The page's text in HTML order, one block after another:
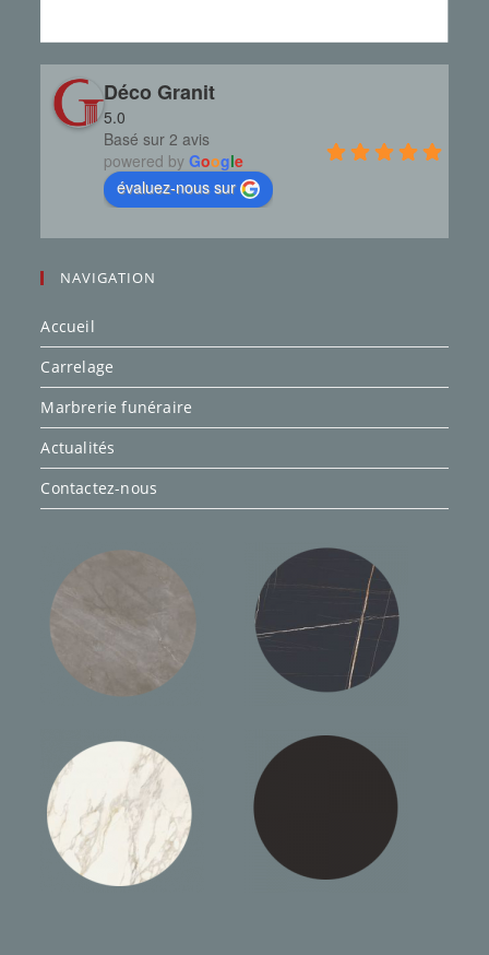
Déco Granit
5.0
Basé sur 2 avis
powered byGoogle
évaluez-nous sur
NAVIGATION
Accueil
Carrelage
Marbrerie funéraire
Actualités
Contactez-nous